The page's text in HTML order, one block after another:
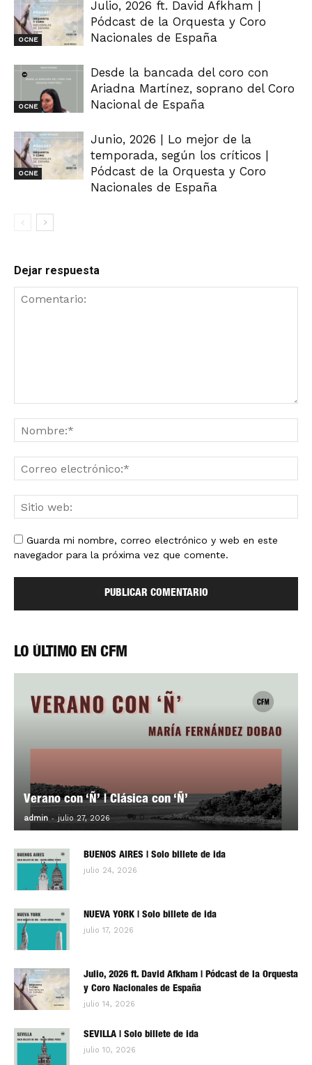
OCNE
Julio, 2026 ft. David Afkham |
Pódcast de la Orquesta y Coro
Nacionales de España
OCNE
Desde la bancada del coro con
Ariadna Martínez, soprano del Coro
Nacional de España
OCNE
Junio, 2026 | Lo mejor de la
temporada, según los críticos |
Pódcast de la Orquesta y Coro
Nacionales de España
Dejar respuesta
Guarda mi nombre, correo electrónico y web en este
navegador para la próxima vez que comente.
LO ÚLTIMO EN CFM
Verano con ‘Ñ’ | Clásica con ‘Ñ’
admin - julio 27, 2026 0
BUENOS AIRES | Solo billete de ida
julio 24, 2026
NUEVA YORK | Solo billete de ida
julio 17, 2026
Julio, 2026 ft. David Afkham | Pódcast de la Orquesta
y Coro Nacionales de España
julio 14, 2026
SEVILLA | Solo billete de ida
julio 10, 2026